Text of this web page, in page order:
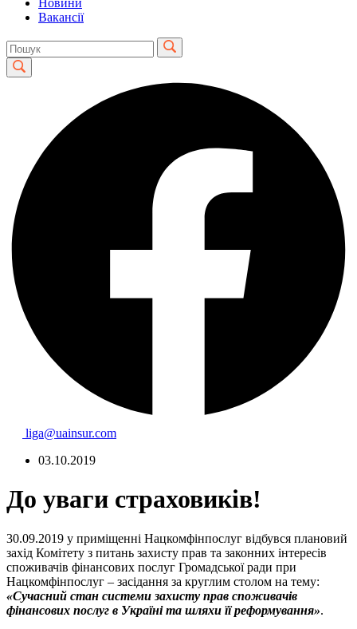
Вакансії
liga@uainsur.com
03.10.2019
До уваги страховиків!
30.09.2019 у приміщенні Нацкомфінпослуг відбувся плановий
захід Комітету з питань захисту прав та законних інтересів
споживачів фінансових послуг Громадської ради при
Нацкомфінпослуг – засідання за круглим столом на тему:
«Сучасний стан системи захисту прав споживачів
фінансових послуг в Україні та шляхи її реформування».